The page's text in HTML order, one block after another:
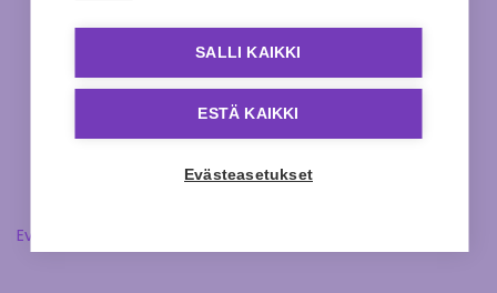
Evästeasetukset
SALLI KAIKKI
ESTÄ KAIKKI
Evästeasetukset